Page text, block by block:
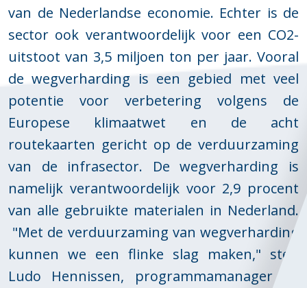
van de Nederlandse economie. Echter is de
sector ook verantwoordelijk voor een CO2-
uitstoot van 3,5 miljoen ton per jaar. Vooral
de wegverharding is een gebied met veel
potentie voor verbetering volgens de
Europese klimaatwet en de acht
routekaarten gericht op de verduurzaming
van de infrasector. De wegverharding is
namelijk verantwoordelijk voor 2,9 procent
van alle gebruikte materialen in Nederland.
"Met de verduurzaming van wegverharding
kunnen we een flinke slag maken," stelt
Ludo Hennissen, programmamanager bij